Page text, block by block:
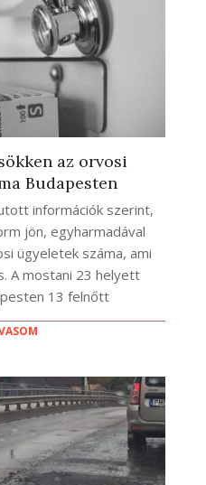
az orvosi
Budapesten
információk szerint,
jön, egyharmadával
ügyeletek száma, ami
A mostani 23 helyett
13 felnőtt